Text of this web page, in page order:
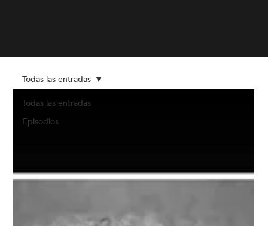
Todas las entradas
Episodios
Todas las entradas